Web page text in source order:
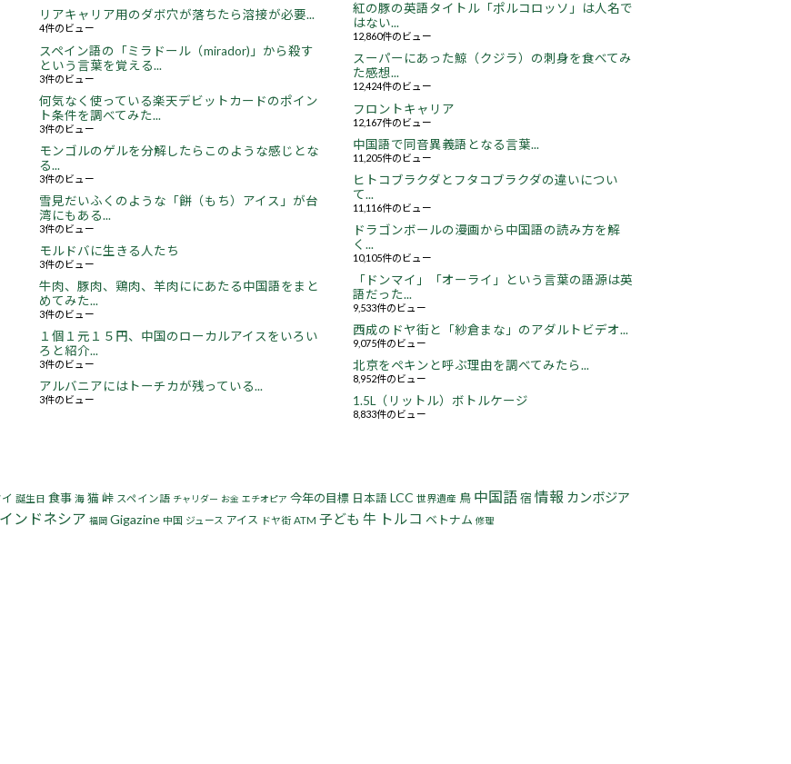
リアキャリア用のダボ穴が落ちたら溶接が必要...
4件のビュー
スペイン語の「ミラドール（mirador)」から殺す
という言葉を覚える...
3件のビュー
何気なく使っている楽天デビットカードのポイン
ト条件を調べてみた...
3件のビュー
モンゴルのゲルを分解したらこのような感じとな
る...
3件のビュー
雪見だいふくのような「餅（もち）アイス」が台
湾にもある...
3件のビュー
モルドバに生きる人たち
3件のビュー
牛肉、豚肉、鶏肉、羊肉ににあたる中国語をまと
めてみた...
3件のビュー
１個１元１５円、中国のローカルアイスをいろい
ろと紹介...
3件のビュー
アルバニアにはトーチカが残っている...
3件のビュー
紅の豚の英語タイトル「ポルコロッソ」は人名で
はない...
12,860件のビュー
スーパーにあった鯨（クジラ）の刺身を食べてみ
た感想...
12,424件のビュー
フロントキャリア
12,167件のビュー
中国語で同音異義語となる言葉...
11,205件のビュー
ヒトコブラクダとフタコブラクダの違いについ
て...
11,116件のビュー
ドラゴンボールの漫画から中国語の読み方を解
く...
10,105件のビュー
「ドンマイ」「オーライ」という言葉の語源は英
語だった...
9,533件のビュー
西成のドヤ街と「紗倉まな」のアダルトビデオ...
9,075件のビュー
北京をペキンと呼ぶ理由を調べてみたら...
8,952件のビュー
1.5L（リットル）ボトルケージ
8,833件のビュー
誕生日 食事 海 猫峠 スペイン語 チャリダー お金 エチオピア 今年の目標 日本語 LCC 世界遺産 鳥 中国語宿 情報 カンボジア
インドネシア 福岡 Gigazine 中国 ジュース アイス ドヤ街 ATM 子ども 牛 トルコ ベトナム 修理